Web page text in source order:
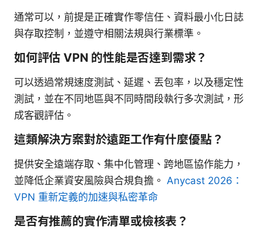
通常可以，前提是正確實作零信任、資料最小化日誌
與存取控制，並遵守相關法規與行業標準。
如何評估 VPN 的性能是否達到需求？
可以透過常規速度測試、延遲、丟包率，以及穩定性
測試，並在不同地區與不同時間段執行多次測試，形
成客觀評估。
這類解決方案對於遠距工作有什麼優點？
提供安全遠端存取、集中化管理、跨地區協作能力，
並降低企業資安風險與合規負擔。 Anycast 2026：
VPN 重新定義的加速與私密革命
是否有推薦的實作清單或檢核表？